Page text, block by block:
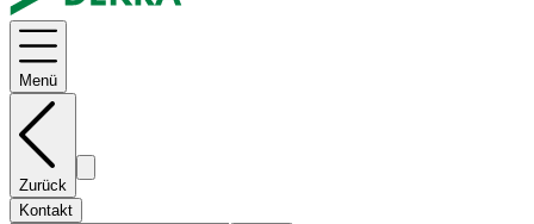
Menü
Zurück
Kontakt